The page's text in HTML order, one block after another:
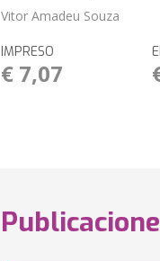
Vitor Amadeu Souza
IMPRESO
€ 7,07